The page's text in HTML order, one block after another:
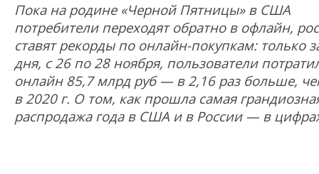
Пока на родине «Черной Пятницы» в США
потребители переходят обратно в офлайн,
ставят рекорды по онлайн-покупкам: только
дня, с 26 по 28 ноября, пользователи
онлайн 85,7 млрд руб — в 2,16 раз больше,
в 2020 г. О том, как прошла самая
распродажа года в США и в России — в